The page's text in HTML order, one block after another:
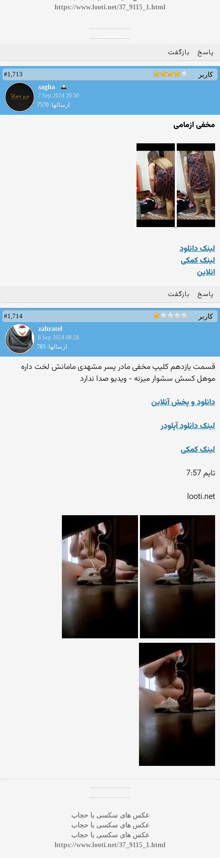
https://www.looti.net/37_9115_1.html
.....................
.....................
پاسخ بازگفت
کاربر
#1,713
sagha
7 Sep 2024 20:50
ارسالها: 7570
مخفی ازمامی
لینک دانلود
لینک کمکی
انلاین
پاسخ بازگفت
کاربر
#1,714
zahratel
8 Sep 2024 08:28
ارسالها: 785
قسمت یازدهم کلیپ مخفی مادر پسر مشهدی مامانش لخت داره
موهل کسش سشوار میزنه - ویدیو صدا ندارد
دانلود و پخش آنلاین
لینک دانلود آپلودر
لینک کمکی
تایم 7:57
looti.net
.....................
.....................
عکس های سکسی با حجاب
عکس های سکسی با حجاب
عکس های سکسی با حجاب
https://www.looti.net/37_9115_1.html